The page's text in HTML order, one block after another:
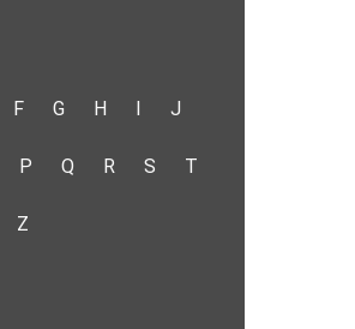
F G H I J
P Q R S T
Z